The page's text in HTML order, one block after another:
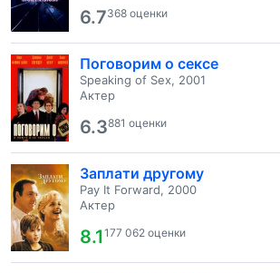
6.7368 оценки
Поговорим о сексе
Speaking of Sex, 2001
Актер
6.3881 оценки
Заплати другому
Pay It Forward, 2000
Актер
8.1177 062 оценки